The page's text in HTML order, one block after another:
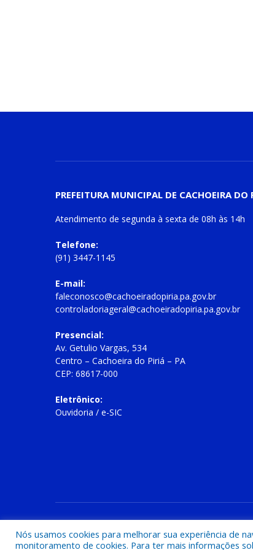
PREFEITURA MUNICIPAL DE CACHOEIRA DO
Atendimento de segunda à sexta de 08h às 14h
Telefone:
(91) 3447-1145
E-mail:
faleconosco@cachoeiradopiria.pa.gov.br
controladoriageral@cachoeiradopiria.pa.gov.br
Presencial:
Av. Getulio Vargas, 534
Centro – Cachoeira do Piriá – PA
CEP: 68617-000
Eletrônico:
Ouvidoria / e-SIC
Nós usamos cookies para melhorar sua experiência de
monitoramento de cookies. Para ter mais informações